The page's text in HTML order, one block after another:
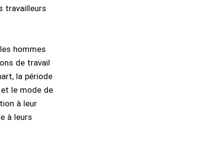
travailleurs
hommes
de travail
la période
le mode de
à leur
à leurs